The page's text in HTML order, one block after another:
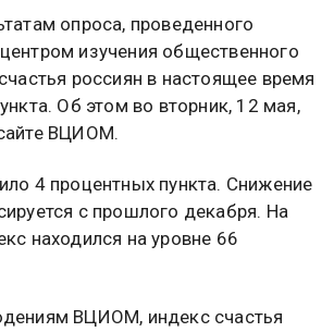
опроса, проведенного
изучения общественного
россиян в настоящее время
Об этом во вторник, 12 мая,
ВЦИОМ.
4 процентных пункта. Снижение
с прошлого декабря. На
находился на уровне 66
ВЦИОМ, индекс счастья